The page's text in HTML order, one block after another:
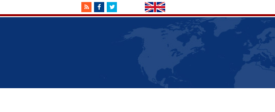
RSSFacebookTwitter